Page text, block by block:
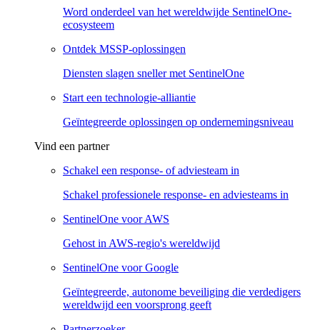
Word onderdeel van het wereldwijde SentinelOne-
ecosysteem
Ontdek MSSP-oplossingen
Diensten slagen sneller met SentinelOne
Start een technologie-alliantie
Geïntegreerde oplossingen op ondernemingsniveau
Vind een partner
Schakel een response- of adviesteam in
Schakel professionele response- en adviesteams in
SentinelOne voor AWS
Gehost in AWS-regio's wereldwijd
SentinelOne voor Google
Geïntegreerde, autonome beveiliging die verdedigers
wereldwijd een voorsprong geeft